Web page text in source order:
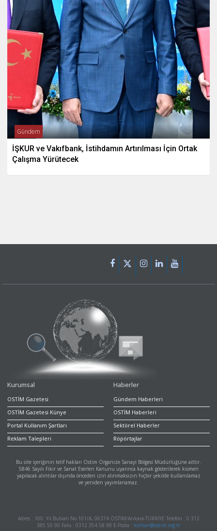
Gündem
İŞKUR ve Vakıfbank, İstihdamın Artırılması İçin Ortak
Çalışma Yürütecek
Kurumsal
OSTİM Gazetesi
OSTİM Gazetesi Künye
Portal Kullanım Şartları
Reklam Talepleri
Haberler
Gündem Haberleri
OSTİM Haberleri
Sektörel Haberler
Röpörtajlar
Bu site içeriğinin telif hakları Ostim Organize Sanayi Bölgesi Müdürlüğüne aittir.
5846 Sayılı Fikir ve Sanat Eserleri Kanunu uyarınca kaynak gösterilerek kısmen
yapılacak alıntılar dışında önceden izin alınmaksızın hiçbir şekilde kullanılamaz
ve yeniden yayımlanamaz.
Adres : 100. Yıl Bulvarı No:101/A, 06374 OSTİM/Ankara-TÜRKİYE Telefon : 0 312
385 50 90 Faks : 0312 354 58 98 E-Posta : korhan@ostim.org.tr